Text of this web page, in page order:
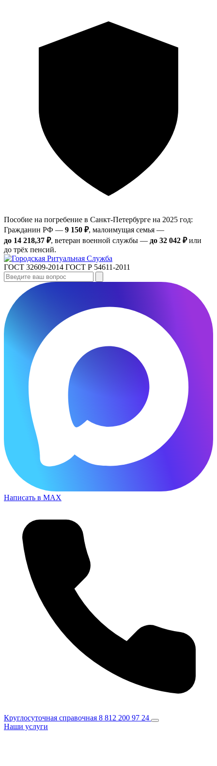
Пособие на погребение в Санкт‑Петербурге на 2025 год:
Гражданин РФ — 9 150 ₽, малоимущая семья —
до 14 218,37 ₽, ветеран военной службы — до 32 042 ₽или
до трёх пенсий.
ГОСТ 32609-2014 ГОСТ Р 54611-2011
Написать в MAX
Круглосуточная справочная 8 812 200 97 24
Наши услуги